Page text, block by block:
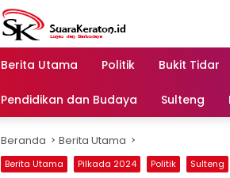
Berita Utama Politik Bukit Tidar
Pendidikan dan Budaya Sulteng
Beranda Berita Utama
Berita Utama Pilkada 2024 Politik Sulteng